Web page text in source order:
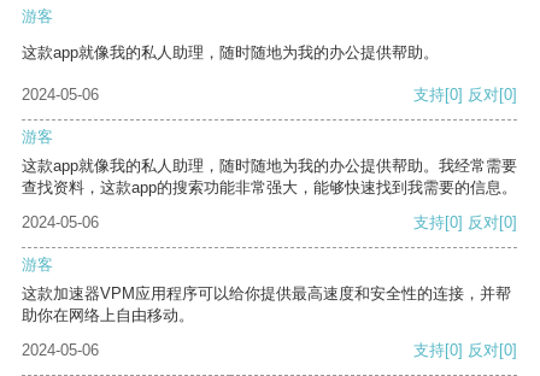
游客
这款app就像我的私人助理，随时随地为我的办公提供帮助。
2024-05-06 支持[0] 反对[0]
游客
这款app就像我的私人助理，随时随地为我的办公提供帮助。我经常需要
查找资料，这款app的搜索功能非常强大，能够快速找到我需要的信息。
2024-05-06
支持[0] 反对[0]
游客
这款加速器VPM应用程序可以给你提供最高速度和安全性的连接，并帮
助你在网络上自由移动。
2024-05-06
支持[0] 反对[0]